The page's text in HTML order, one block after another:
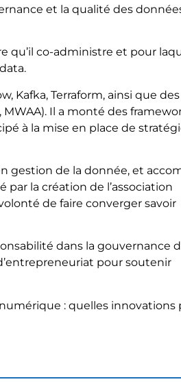
et la qualité des
qu’il co-administre et pour
Kafka, Terraform, ainsi que des
Il a monté des
à la mise en place de
gestion de la donnée, et
la création de l’association
de faire converger savoir
dans la gouvernance
pour soutenir
numérique : quelles innovations